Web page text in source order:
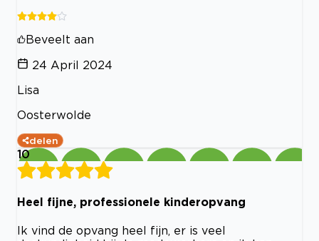
Beveelt aan
24 April 2024
Lisa
Oosterwolde
delen
10
Heel fijne, professionele kinderopvang
Ik vind de opvang heel fijn, er is veel